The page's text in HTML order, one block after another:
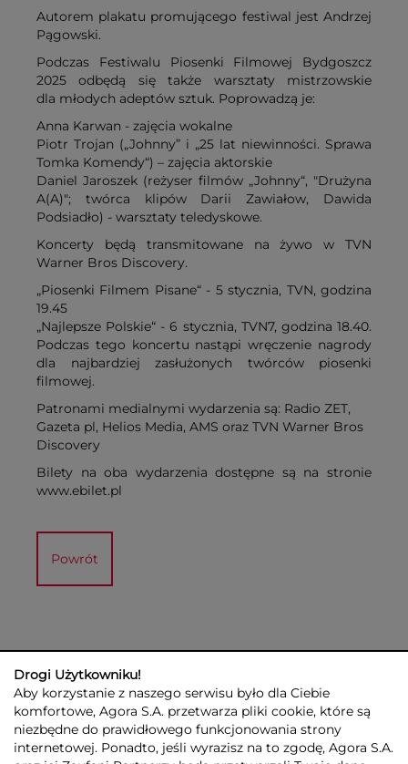
Autorem plakatu promującego festiwal jest Andrzej
Pągowski.
Podczas Festiwalu Piosenki Filmowej Bydgoszcz
2025 odbędą się także warsztaty mistrzowskie
dla młodych adeptów sztuk. Poprowadzą je:
Anna Karwan - zajęcia wokalne
Piotr Trojan („Johnny” i „25 lat niewinności. Sprawa
Tomka Komendy“) – zajęcia aktorskie
Daniel Jaroszek (reżyser filmów „Johnny“, "Drużyna
A(A)"; twórca klipów Darii Zawiałow, Dawida
Podsiadło) - warsztaty teledyskowe.
Koncerty będą transmitowane na żywo w TVN
Warner Bros Discovery.
„Piosenki Filmem Pisane“ - 5 stycznia, TVN, godzina
19.45
„Najlepsze Polskie“ - 6 stycznia, TVN7, godzina 18.40.
Podczas tego koncertu nastąpi wręczenie nagrody
dla najbardziej zasłużonych twórców piosenki
filmowej.
Patronami medialnymi wydarzenia są: Radio ZET,
Gazeta pl, Helios Media, AMS oraz TVN Warner Bros
Discovery
Bilety na oba wydarzenia dostępne są na stronie
www.ebilet.pl
Powrót
GRUPA AGORA DLA INWESTORÓW DLA MEDIÓW
REKLAMA
Drogi Użytkowniku!
Aby korzystanie z naszego serwisu było dla Ciebie
komfortowe, Agora S.A. przetwarza pliki cookie, które są
niezbędne do prawidłowego funkcjonowania strony
internetowej. Ponadto, jeśli wyrazisz na to zgodę, Agora S.A.